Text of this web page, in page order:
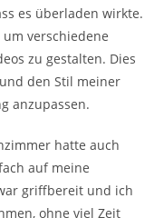
es überladen wirkte.
verschiedene
zu gestalten. Dies
den Stil meiner
anzupassen.
hatte auch
auf meine
griffbereit und ich
ohne viel Zeit